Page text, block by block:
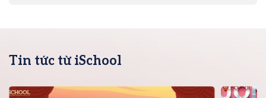
Tin tức từ iSchool